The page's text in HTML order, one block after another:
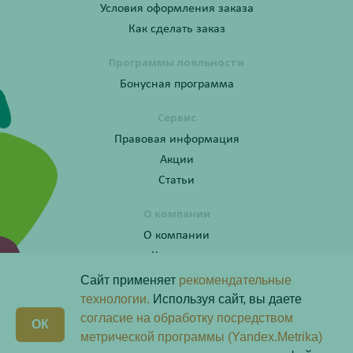
Условия оформления заказа
Как сделать заказ
Программы лояльности
Бонусная программа
Сервис
Правовая информация
Акции
Статьи
О компании
О компании
Контакты
Получите консультацию по телефону:
8 (800) 201-40-60 доб. 10
Сайт применяет рекомендательные
технологии. Используя сайт, вы даете
согласие на обработку посредством
метрической программы (Yandex.Metrika)
ОК